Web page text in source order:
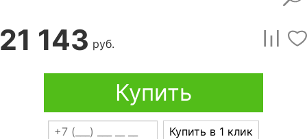
21 143 руб.
Купить
Купить в 1 клик